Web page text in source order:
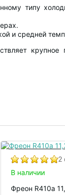
типу
и средней
2
В наличии
Фреон R410a